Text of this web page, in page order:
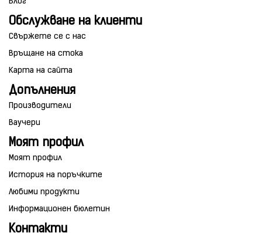
Обслужване на клиенти
Свържете се с нас
Връщане на стока
Карта на сайта
Допълнения
Производители
Ваучери
Моят профил
Моят профил
История на поръчките
Любими продукти
Информационен бюлетин
Контакти